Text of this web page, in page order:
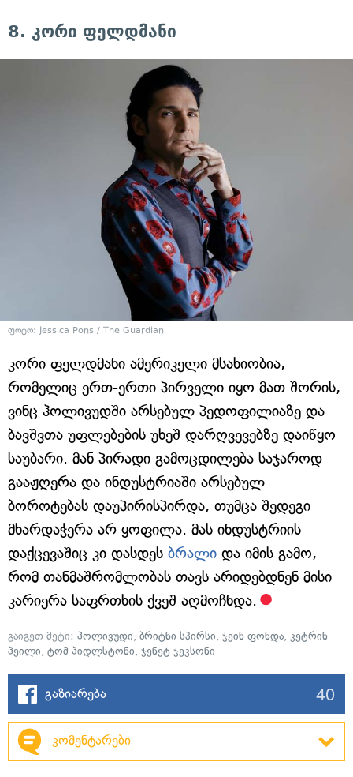
8. კორი ფელდმანი
ფოტო: Jessica Pons / The Guardian
კორი ფელდმანი ამერიკელი მსახიობია,
რომელიც ერთ-ერთი პირველი იყო მათ შორის,
ვინც ჰოლივუდში არსებულ პედოფილიაზე და
ბავშვთა უფლებების უხეშ დარღვევებზე დაიწყო
საუბარი. მან პირადი გამოცდილება საჯაროდ
გააჟღერა და ინდუსტრიაში არსებულ
ბოროტებას დაუპირისპირდა, თუმცა შედეგი
მხარდაჭერა არ ყოფილა. მას ინდუსტრიის
დაქცევაშიც კი დასდეს ბრალი და იმის გამო,
რომ თანმაშრომლობას თავს არიდებდნენ მისი
კარიერა საფრთხის ქვეშ აღმოჩნდა.
გაიგეთ მეტი: ჰოლივუდი, ბრიტნი სპირსი, ჯეინ ფონდა, კეტრინ
ჰეილი, ტომ ჰიდლსტონი, ჯენეტ ჯეკსონი
გაზიარება 40
კომენტარები